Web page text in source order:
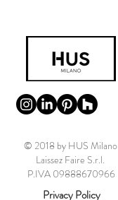
© 2018 by HUS Milano
Laissez Faire S.r.l.
P.IVA 09888670966
Privacy Policy